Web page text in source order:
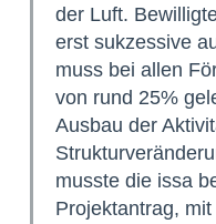
der Luft.
erst sukzessive
muss bei allen
von rund 25%
Ausbau der
musste die issa
Projektantrag, mit